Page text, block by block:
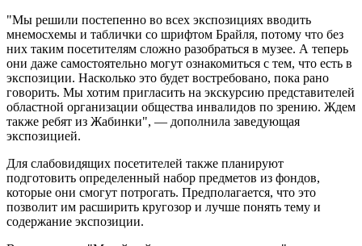
"Мы решили постепенно во всех экспозициях вводить
мнемосхемы и таблички со шрифтом Брайля, потому что без
них таким посетителям сложно разобраться в музее. А теперь
они даже самостоятельно могут ознакомиться с тем, что есть в
экспозиции. Насколько это будет востребовано, пока рано
говорить. Мы хотим пригласить на экскурсию представителей
областной организации общества инвалидов по зрению. Ждем
также ребят из Жабинки", — дополнила заведующая
экспозицией.
Для слабовидящих посетителей также планируют
подготовить определенный набор предметов из фондов,
которые они смогут потрогать. Предполагается, что это
позволит им расширить кругозор и лучше понять тему и
содержание экспозиции.